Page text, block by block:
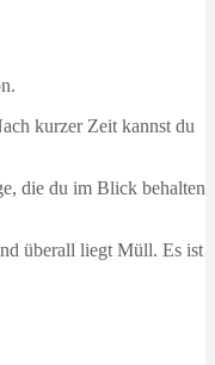
kurzer Zeit kannst du
die du im Blick behalten
überall liegt Müll. Es ist